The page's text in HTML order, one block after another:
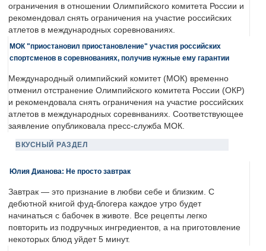
ограничения в отношении Олимпийского комитета России и
рекомендовал снять ограничения на участие российских
атлетов в международных соревнованиях.
МОК "приостановил приостановление" участия российских
спортсменов в соревнованиях, получив нужные ему гарантии
Международный олимпийский комитет (МОК) временно
отменил отстранение Олимпийского комитета России (ОКР)
и рекомендовала снять ограничения на участие российских
атлетов в международных соревнваниях. Соответствующее
заявление опубликовала пресс-служба МОК.
ВКУСНЫЙ РАЗДЕЛ
Юлия Дианова: Не просто завтрак
Завтрак — это признание в любви себе и близким. С
дебютной книгой фуд-блогера каждое утро будет
начинаться с бабочек в животе. Все рецепты легко
повторить из подручных ингредиентов, а на приготовление
некоторых блюд уйдет 5 минут.